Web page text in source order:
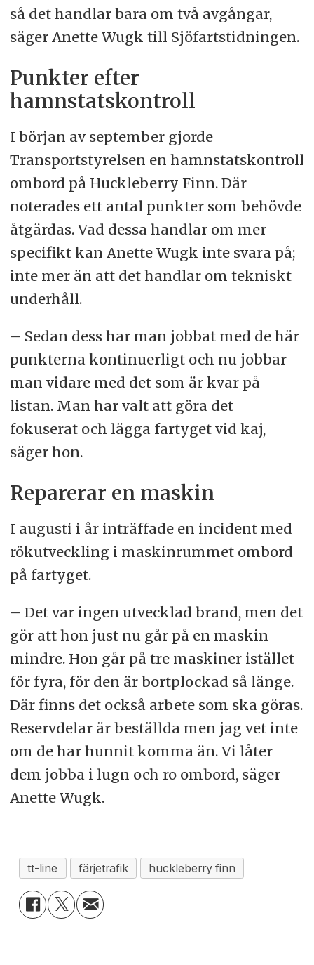
så det handlar bara om två avgångar,
säger Anette Wugk till Sjöfartstidningen.
Punkter efter
hamnstatskontroll
I början av september gjorde
Transportstyrelsen en hamnstatskontroll
ombord på Huckleberry Finn. Där
noterades ett antal punkter som behövde
åtgärdas. Vad dessa handlar om mer
specifikt kan Anette Wugk inte svara på;
inte mer än att det handlar om tekniskt
underhåll.
– Sedan dess har man jobbat med de här
punkterna kontinuerligt och nu jobbar
man vidare med det som är kvar på
listan. Man har valt att göra det
fokuserat och lägga fartyget vid kaj,
säger hon.
Reparerar en maskin
I augusti i år inträffade en incident med
rökutveckling i maskinrummet ombord
på fartyget.
– Det var ingen utvecklad brand, men det
gör att hon just nu går på en maskin
mindre. Hon går på tre maskiner istället
för fyra, för den är bortplockad så länge.
Där finns det också arbete som ska göras.
Reservdelar är beställda men jag vet inte
om de har hunnit komma än. Vi låter
dem jobba i lugn och ro ombord, säger
Anette Wugk.
tt-line färjetrafik huckleberry finn